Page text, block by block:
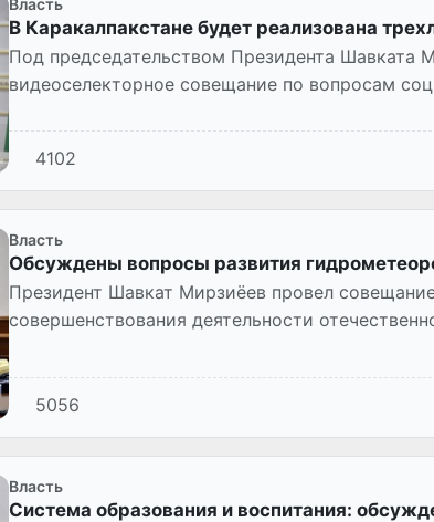
Власть
В Каракалпакстане будет реализована
Под председательством Президента Шавката
видеоселекторное совещание по вопросам
4102
Власть
Обсуждены вопросы развития
Президент Шавкат Мирзиёев провел
совершенствования деятельности
5056
Власть
Система образования и воспитания: